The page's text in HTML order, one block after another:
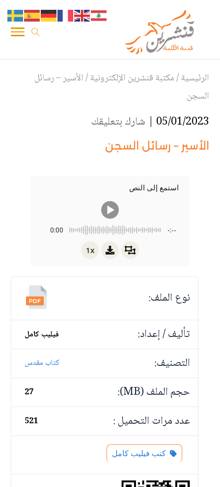
الرئيسية/مكتبة قنشرين الإلكترونية/الأسير – رسائل
السجن
05/01/2023 | شارك بتعليقك
الأسير – رسائل السجن
استمع إلى النص
0:00 -:--
1x
نوع الملف:
تأليف / إعداد:
فيليب كامل
التصنيف: كتاب مقدس
حجم الملف (MB): 27
عدد مرات التحميل : 521
كتب فيليب كامل